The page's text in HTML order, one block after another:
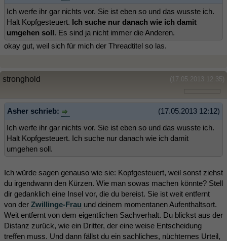
Ich werfe ihr gar nichts vor. Sie ist eben so und das wusste ich.
Halt Kopfgesteuert. Ich suche nur danach wie ich damit
umgehen soll. Es sind ja nicht immer die Anderen.
okay gut, weil sich für mich der Threadtitel so las.
(17.05.2013 12:35)
stronghold
(17.05.2013 12:12)
Asher schrieb:
Ich werfe ihr gar nichts vor. Sie ist eben so und das wusste ich.
Halt Kopfgesteuert. Ich suche nur danach wie ich damit
umgehen soll.
Ich würde sagen genauso wie sie: Kopfgesteuert, weil sonst ziehst
du irgendwann den Kürzen. Wie man sowas machen könnte? Stell
dir gedanklich eine Insel vor, die du bereist. Sie ist weit entfernt
von der Zwillinge-Frau und deinem momentanen Aufenthaltsort.
Weit entfernt von dem eigentlichen Sachverhalt. Du blickst aus der
Distanz zurück, wie ein Dritter, der eine weise Entscheidung
treffen muss. Und dann fällst du ein sachliches, nüchternes Urteil,